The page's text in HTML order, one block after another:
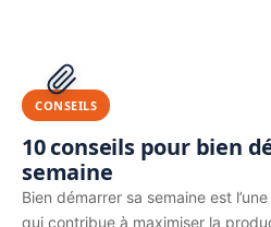
PUBLICITÉ
CONSEILS
10 conseils pour bien
semaine
Bien démarrer sa semaine est
qui contribue à maximiser la